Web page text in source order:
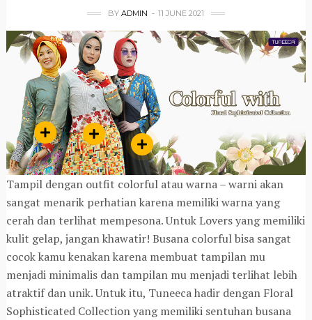
BY ADMIN 11 JUNE 2021
Tampil dengan outfit colorful atau warna – warni akan
sangat menarik perhatian karena memiliki warna yang
cerah dan terlihat mempesona. Untuk Lovers yang memiliki
kulit gelap, jangan khawatir! Busana colorful bisa sangat
cocok kamu kenakan karena membuat tampilan mu
menjadi minimalis dan tampilan mu menjadi terlihat lebih
atraktif dan unik. Untuk itu, Tuneeca hadir dengan Floral
Sophisticated Collection yang memiliki sentuhan busana